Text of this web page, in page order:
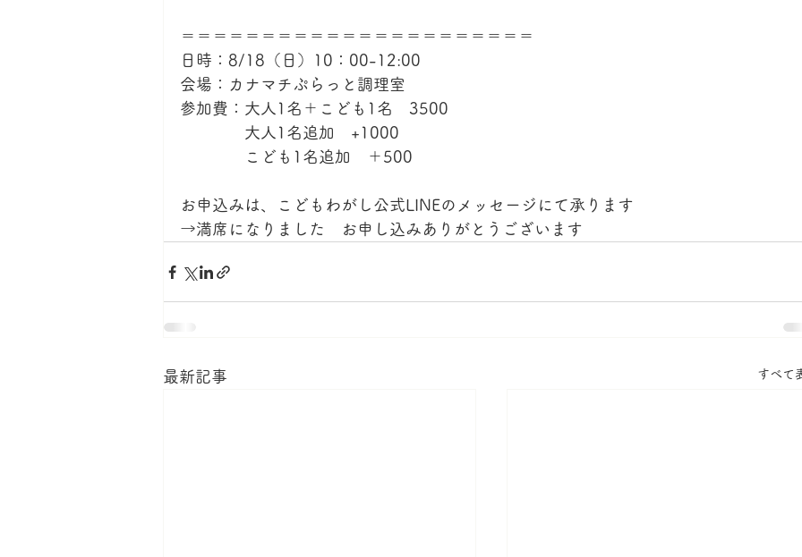
＝＝＝＝＝＝＝＝＝＝＝＝＝＝＝＝＝＝＝＝＝＝
日時：8/18（日）10：00-12:00
会場：カナマチぷらっと調理室
参加費：大人1名＋こども1名　3500
大人1名追加　+1000
こども1名追加　＋500
お申込みは、こどもわがし公式LINEのメッセージにて承ります
→満席になりました　お申し込みありがとうございます
最新記事 すべて